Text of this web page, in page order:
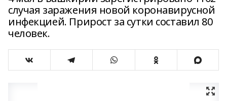
случая заражения новой коронавирусной
инфекцией. Прирост за сутки составил 80
человек.